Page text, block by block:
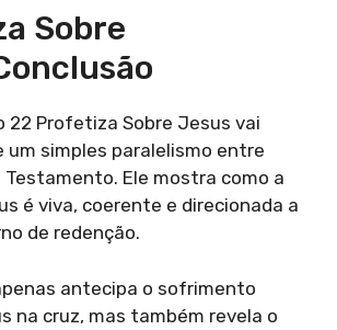
Sobre
22 Profetiza Sobre Jesus vai
um simples paralelismo entre
Testamento. Ele mostra como a
é viva, coerente e direcionada a
de redenção.
antecipa o sofrimento
na cruz, mas também revela o